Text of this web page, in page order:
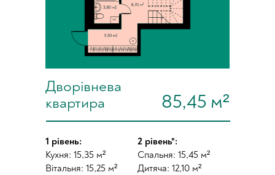
1 рівень:
Кухня: 15,35 м²
Вітальня: 15,25 м²
Дворівнева
квартира
2 рівень*:
Спальня: 15,45 м²
Дитяча: 12,10 м²
85,45 м²